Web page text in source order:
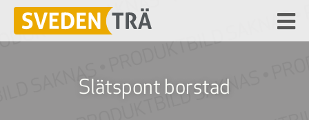
Slätspont borstad